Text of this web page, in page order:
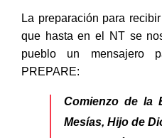
La preparación para
que hasta en el NT se
pueblo un mensajero
PREPARE:
Comienzo de la
Mesías, Hijo de